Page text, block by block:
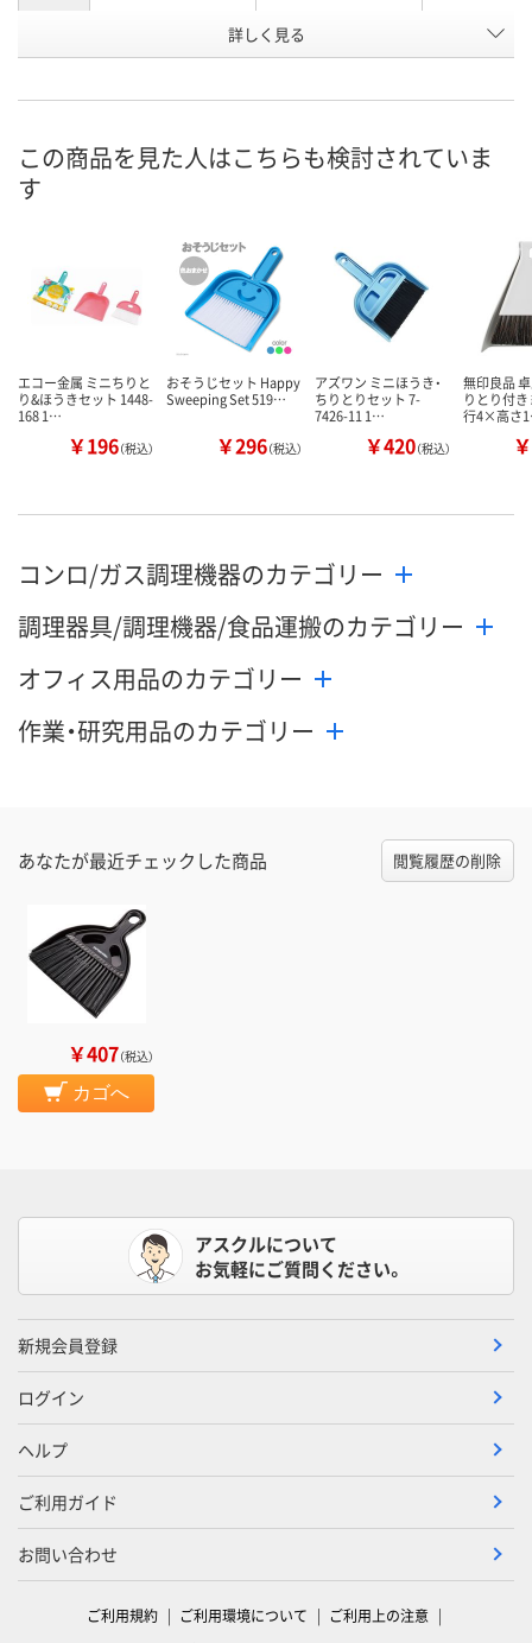
P741716 U885859
お届け日 8月9日（日） 8月9日（日） 8月9日（日）
カゴへ
数量
カゴへ カ
詳しく見る
この商品を見た人はこちらも検討されていま
す
エコー金属 ミニちりと
り&ほうきセット 1448-
168 1…
￥196（税込）
おそうじセット Happy
Sweeping Set 519…
￥296（税込）
アズワン ミニほうき・
ちりとりセット 7-
7426-11 1…
￥420（税込）
無印良品
りとり付
行4×高さ
コンロ/ガス調理機器のカテゴリー
調理器具/調理機器/食品運搬のカテゴリー
オフィス用品のカテゴリー
作業・研究用品のカテゴリー
あなたが最近チェックした商品 閲覧履歴の削除
￥407（税込）
カゴへ
アスクルについて
お気軽にご質問ください。
新規会員登録
ログイン
ヘルプ
ご利用ガイド
お問い合わせ
ご利用規約 ご利用環境について
ご利用上の注意